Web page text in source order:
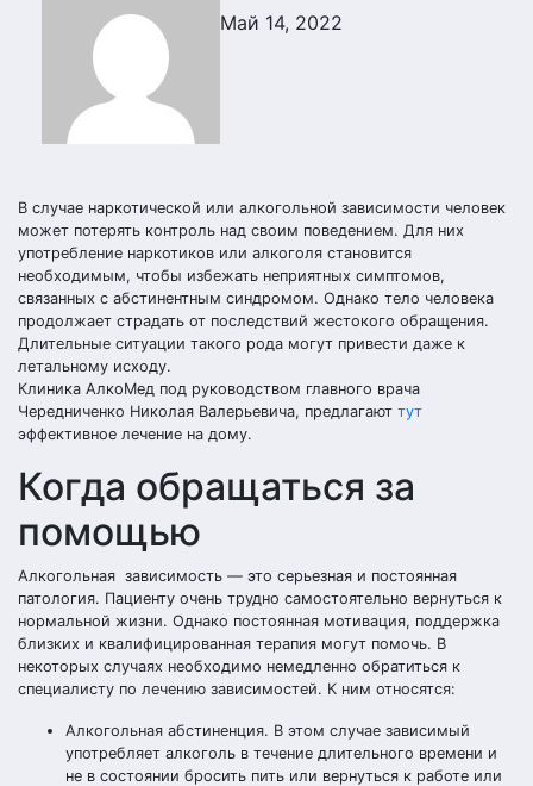
Май 14, 2022
В случае наркотической или алкогольной зависимости человек
может потерять контроль над своим поведением. Для них
употребление наркотиков или алкоголя становится
необходимым, чтобы избежать неприятных симптомов,
связанных с абстинентным синдромом. Однако тело человека
продолжает страдать от последствий жестокого обращения.
Длительные ситуации такого рода могут привести даже к
летальному исходу.
Клиника АлкоМед под руководством главного врача
Чередниченко Николая Валерьевича, предлагают тут
эффективное лечение на дому.
Когда обращаться за
помощью
Алкогольная зависимость — это серьезная и постоянная
патология. Пациенту очень трудно самостоятельно вернуться к
нормальной жизни. Однако постоянная мотивация, поддержка
близких и квалифицированная терапия могут помочь. В
некоторых случаях необходимо немедленно обратиться к
специалисту по лечению зависимостей. К ним относятся:
Алкогольная абстиненция. В этом случае зависимый
употребляет алкоголь в течение длительного времени и
не в состоянии бросить пить или вернуться к работе или